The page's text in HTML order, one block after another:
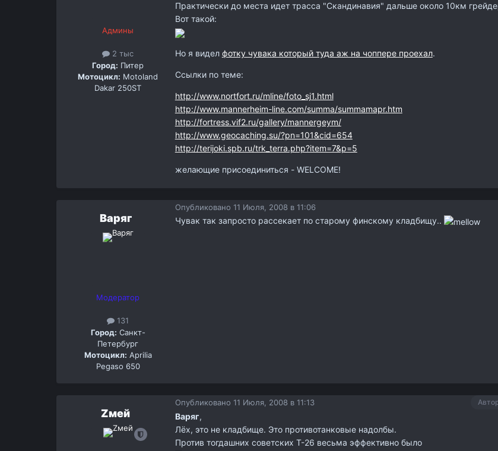
Админы
2 тыс
Город: Питер
Мотоцикл: Motoland
Dakar 250ST
Практически до места идет трасса "Скандинавия" дальше около 10км
Вот такой:
Но я видел фотку чувака который туда аж на чоппере проехал.
Ссылки по теме:
http://www.nortfort.ru/mline/foto_sj1.html
http://www.mannerheim-line.com/summa/summamapr.htm
http://fortress.vif2.ru/gallery/mannergeym/
http://www.geocaching.su/?pn=101&cid=654
http://terijoki.spb.ru/trk_terra.php?item=7&p=5
желающие присоединиться - WELCOME!
Варяг
Модератор
131
Город: Санкт-
Петербург
Мотоцикл: Aprilia
Pegaso 650
Опубликовано 11 Июля, 2008 в 11:06
Чувак так запросто рассекает по старому финскому кладбищу..
Zмей
Опубликовано 11 Июля, 2008 в 11:13
Варяг,
Лёх, это не кладбище. Это противотанковые надолбы.
Против тогдашних советских Т-26 весьма эффективно было